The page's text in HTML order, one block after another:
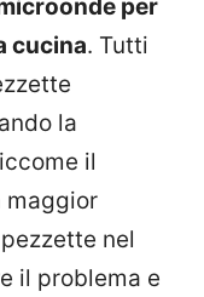
per
cucina. Tutti
la
il
maggior
nel
il problema e